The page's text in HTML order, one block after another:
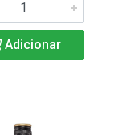
Adicionar